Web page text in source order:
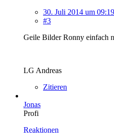
30. Juli 2014 um 09:19
#3
Geile Bilder Ronny einfach
LG Andreas
Zitieren
Jonas
Profi
Reaktionen